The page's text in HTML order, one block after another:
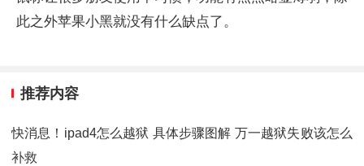
此之外苹果小黑就没有什么缺点了。
推荐内容
快消息！ipad4怎么越狱 具体步骤图解 万一越狱失败该怎么
补救